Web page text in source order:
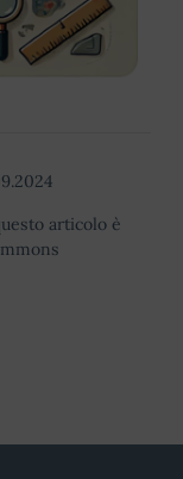
articolo è